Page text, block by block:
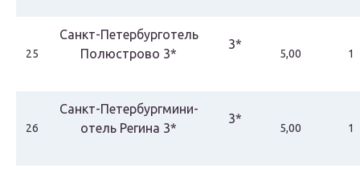
25
Санкт-Петербурготель
Полюстрово 3*
3*
5,00 1
26
Санкт-Петербургмини-
отель Регина 3*
3*
5,00 1